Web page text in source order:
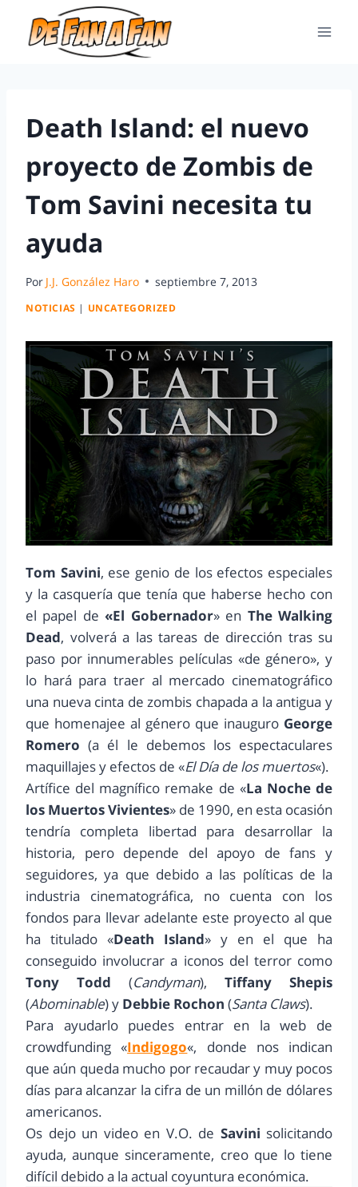
Death Island: el nuevo
proyecto de Zombis de
Tom Savini necesita tu
ayuda
Por J.J. González Haro septiembre 7, 2013
NOTICIAS | UNCATEGORIZED
Tom Savini, ese genio de los efectos especiales
y la casquería que tenía que haberse hecho con
el papel de«El Gobernador» en The Walking
Dead, volverá a las tareas de dirección tras su
paso por innumerables películas «de género», y
lo hará para traer al mercado cinematográfico
una nueva cinta de zombis chapada a la antigua y
que homenajee al género que inauguro George
Romero (a él le debemos los espectaculares
maquillajes y efectos de «El Día de los muertos«).
Artífice del magnífico remake de «La Noche de
los Muertos Vivientes» de 1990, en esta ocasión
tendría completa libertad para desarrollar la
historia, pero depende del apoyo de fans y
seguidores, ya que debido a las políticas de la
industria cinematográfica, no cuenta con los
fondos para llevar adelante este proyecto al que
ha titulado «Death Island» y en el que ha
conseguido involucrar a iconos del terror como
Tony Todd (Candyman), Tiffany Shepis
(Abominable) y Debbie Rochon (Santa Claws).
Para ayudarlo puedes entrar en la web de
crowdfunding «Indigogo«, donde nos indican
que aún queda mucho por recaudar y muy pocos
días para alcanzar la cifra de un millón de dólares
americanos.
Os dejo un video en V.O. de Savini solicitando
ayuda, aunque sinceramente, creo que lo tiene
difícil debido a la actual coyuntura económica.